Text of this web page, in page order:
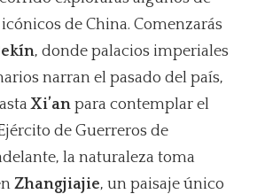
de China. Comenzarás
, donde palacios imperiales
narran el pasado del país,
Xi’an para contemplar el
de Guerreros de
la naturaleza toma
Zhangjiajie, un paisaje único